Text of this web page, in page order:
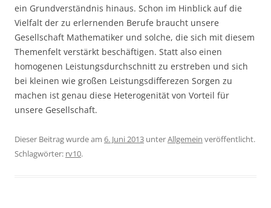
ein Grundverständnis hinaus. Schon im Hinblick auf die
Vielfalt der zu erlernenden Berufe braucht unsere
Gesellschaft Mathematiker und solche, die sich mit diesem
Themenfelt verstärkt beschäftigen. Statt also einen
homogenen Leistungsdurchschnitt zu erstreben und sich
bei kleinen wie großen Leistungsdifferezen Sorgen zu
machen ist genau diese Heterogenität von Vorteil für
unsere Gesellschaft.
Dieser Beitrag wurde am 6. Juni 2013 unterAllgemein veröffentlicht.
Schlagwörter: rv10.